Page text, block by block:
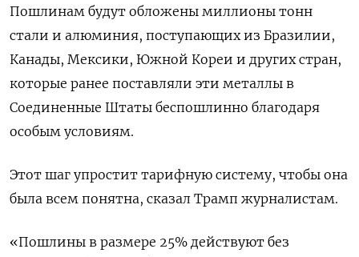
Пошлинам будут обложены миллионы тонн
стали и алюминия, поступающих из Бразилии,
Канады, Мексики, Южной Кореи и других стран,
которые ранее поставляли эти металлы в
Соединенные Штаты беспошлинно благодаря
особым условиям.
Этот шаг упростит тарифную систему, чтобы она
была всем понятна, сказал Трамп журналистам.
«Пошлины в размере 25% действуют без